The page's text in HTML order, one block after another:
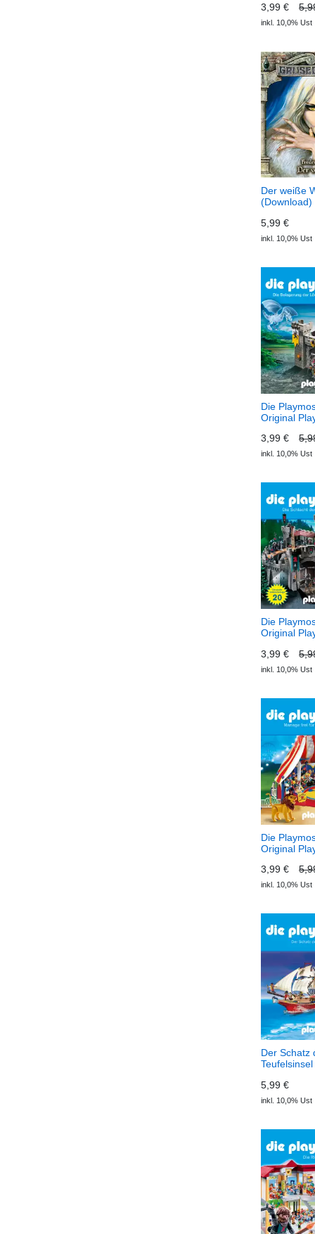
Hörspiel
3,99 €
inkl. 10,0% Ust
Der weiße
(Download)
5,99 €
inkl. 10,0% Ust
Die
Original
Belagerung
Hörspiel
3,99 €
inkl. 10,0% Ust
Die
Original
Schlacht
(Download)
3,99 €
inkl. 10,0% Ust
Die
Original
Manege frei
Playmos
3,99 €
inkl. 10,0% Ust
Der Schatz
5,99 €
inkl. 10,0% Ust